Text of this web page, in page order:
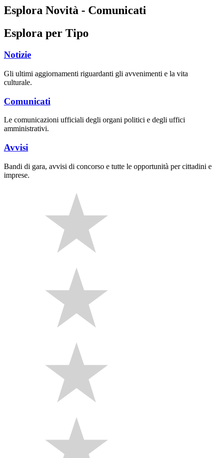
Esplora Novità - Comunicati
Esplora per Tipo
Notizie
Gli ultimi aggiornamenti riguardanti gli avvenimenti e la vita
culturale.
Comunicati
Le comunicazioni ufficiali degli organi politici e degli uffici
amministrativi.
Avvisi
Bandi di gara, avvisi di concorso e tutte le opportunità per cittadini e
imprese.